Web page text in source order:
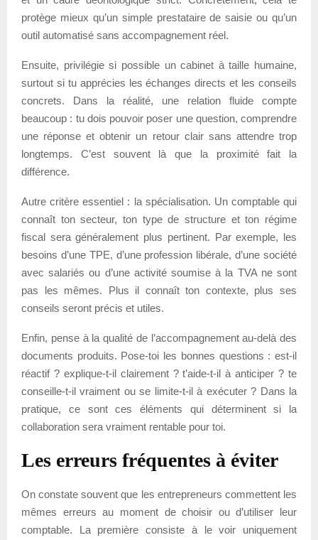
protège mieux qu’un simple prestataire de saisie ou qu’un
outil automatisé sans accompagnement réel.
Ensuite, privilégie si possible un cabinet à taille humaine,
surtout si tu apprécies les échanges directs et les conseils
concrets. Dans la réalité, une relation fluide compte
beaucoup : tu dois pouvoir poser une question, comprendre
une réponse et obtenir un retour clair sans attendre trop
longtemps. C’est souvent là que la proximité fait la
différence.
Autre critère essentiel : la spécialisation. Un comptable qui
connaît ton secteur, ton type de structure et ton régime
fiscal sera généralement plus pertinent. Par exemple, les
besoins d’une TPE, d’une profession libérale, d’une société
avec salariés ou d’une activité soumise à la TVA ne sont
pas les mêmes. Plus il connaît ton contexte, plus ses
conseils seront précis et utiles.
Enfin, pense à la qualité de l’accompagnement au-delà des
documents produits. Pose-toi les bonnes questions : est-il
réactif ? explique-t-il clairement ? t’aide-t-il à anticiper ? te
conseille-t-il vraiment ou se limite-t-il à exécuter ? Dans la
pratique, ce sont ces éléments qui déterminent si la
collaboration sera vraiment rentable pour toi.
Les erreurs fréquentes à éviter
On constate souvent que les entrepreneurs commettent les
mêmes erreurs au moment de choisir ou d’utiliser leur
comptable. La première consiste à le voir uniquement